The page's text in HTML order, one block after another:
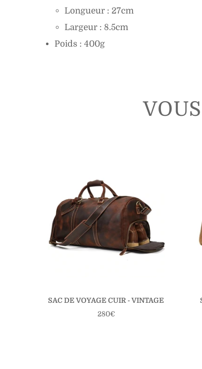
Longueur : 27cm
Largeur : 8.5cm
Poids : 400g
SAC DE VOYAGE CUIR - VINTAGE
Prix
280€